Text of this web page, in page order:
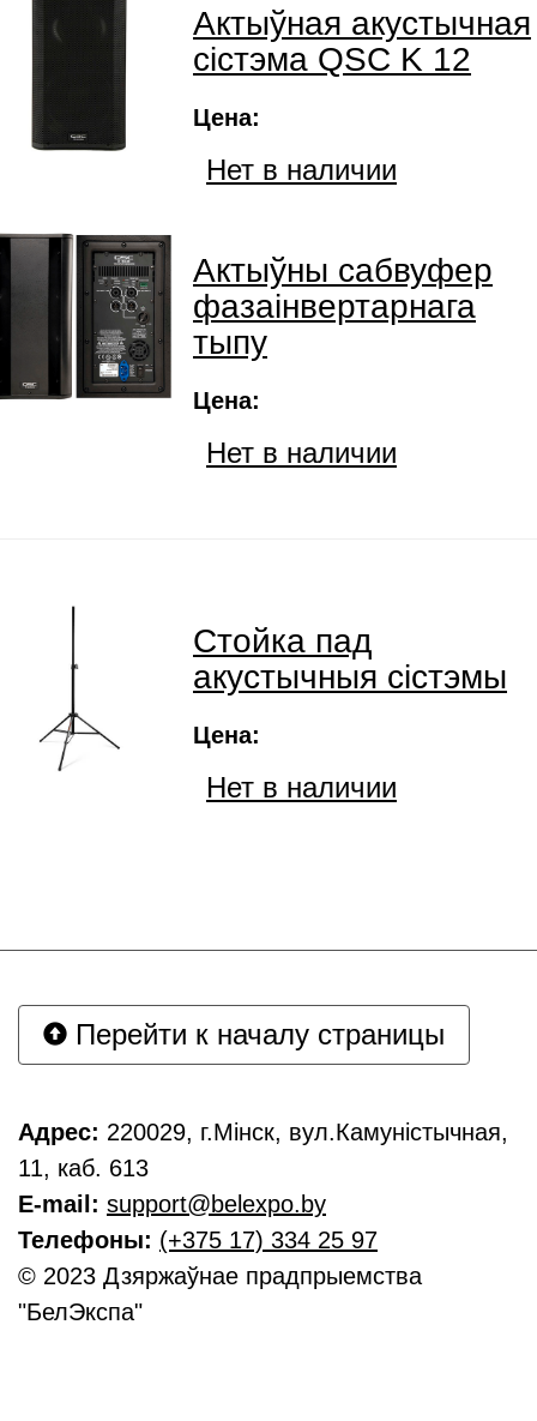
Актыўная акустычная
сістэма QSC K 12
Цена:
Нет в наличии
Актыўны сабвуфер
фазаінвертарнага
тыпу
Цена:
Нет в наличии
Cтойка пад
акустычныя сістэмы
Цена:
Нет в наличии
Перейти к началу страницы
Адрес: 220029, г.Мінск, вул.Камуністычная,
11, каб. 613
E-mail: support@belexpo.by
Телефоны: (+375 17) 334 25 97
© 2023 Дзяржаўнае прадпрыемства
"БелЭкспа"